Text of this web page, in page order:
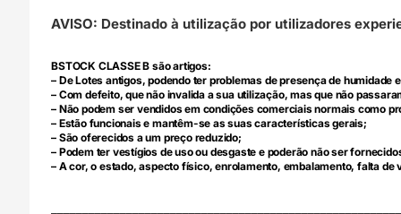
AVISO: Destinado à utilização por utilizadores
BSTOCK CLASSE B são artigos:
– De Lotes antigos, podendo ter problemas de presença de
– Com defeito, que não invalida a sua utilização, mas que não
– Não podem ser vendidos em condições comerciais normais como
– Estão funcionais e mantêm-se as suas características gerais;
– São oferecidos a um preço reduzido;
– Podem ter vestígios de uso ou desgaste e poderão não ser
– A cor, o estado, aspecto físico, enrolamento, embalamento, falta